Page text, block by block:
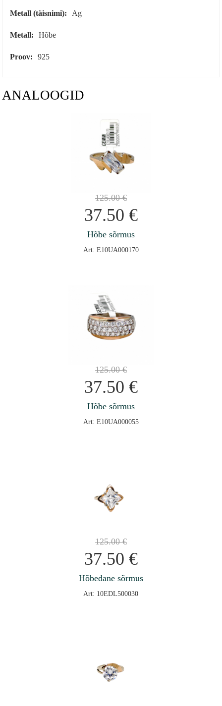
Metall (täisnimi): Ag
Metall: Hõbe
Proov: 925
ANALOOGID
125.00€
37.50 €
Hõbe sõrmus
Art: E10UA000170
125.00€
37.50 €
Hõbe sõrmus
Art: E10UA000055
125.00€
37.50 €
Hõbedane sõrmus
Art: 10EDL500030